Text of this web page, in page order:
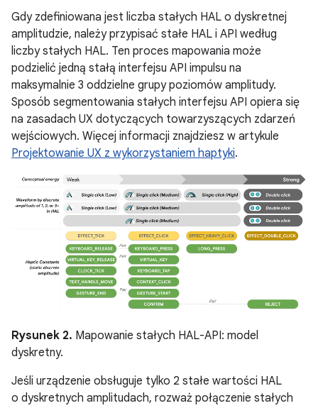
Gdy zdefiniowana jest liczba stałych HAL o dyskretnej
amplitudzie, należy przypisać stałe HAL i API według
liczby stałych HAL. Ten proces mapowania może
podzielić jedną stałą interfejsu API impulsu na
maksymalnie 3 oddzielne grupy poziomów amplitudy.
Sposób segmentowania stałych interfejsu API opiera się
na zasadach UX dotyczących towarzyszących zdarzeń
wejściowych. Więcej informacji znajdziesz w artykule
Projektowanie UX z wykorzystaniem haptyki.
Rysunek 2. Mapowanie stałych HAL-API: model
dyskretny.
Jeśli urządzenie obsługuje tylko 2 stałe wartości HAL
o dyskretnych amplitudach, rozważ połączenie stałych